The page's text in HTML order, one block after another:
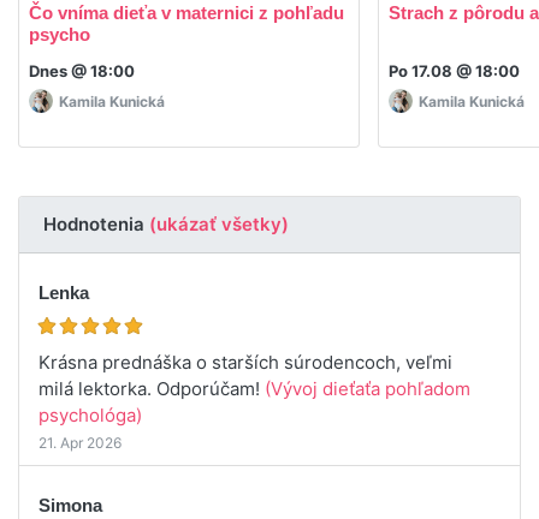
Čo vníma dieťa v maternici z pohľadu
psycho
Dnes @ 18:00
Kamila Kunická
Strach z pôrodu
Po 17.08 @ 18:00
Kamila Kunická
Hodnotenia (ukázať všetky)
Lenka
Krásna prednáška o starších súrodencoch, veľmi
milá lektorka. Odporúčam! (Vývoj dieťaťa pohľadom
psychológa)
21. Apr 2026
Simona